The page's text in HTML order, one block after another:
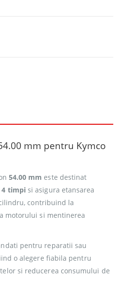
mm pentru Kymco
54.00 mm este destinat
4 timpi si asigura etansarea
contribuind la
motorului si mentinerea
pentru reparatii sau
o alegere fiabila pentru
si reducerea consumului de